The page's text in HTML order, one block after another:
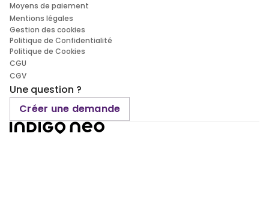
Moyens de paiement
Mentions légales
Gestion des cookies
Politique de Confidentialité
Politique de Cookies
CGU
CGV
Une question ?
Créer une demande